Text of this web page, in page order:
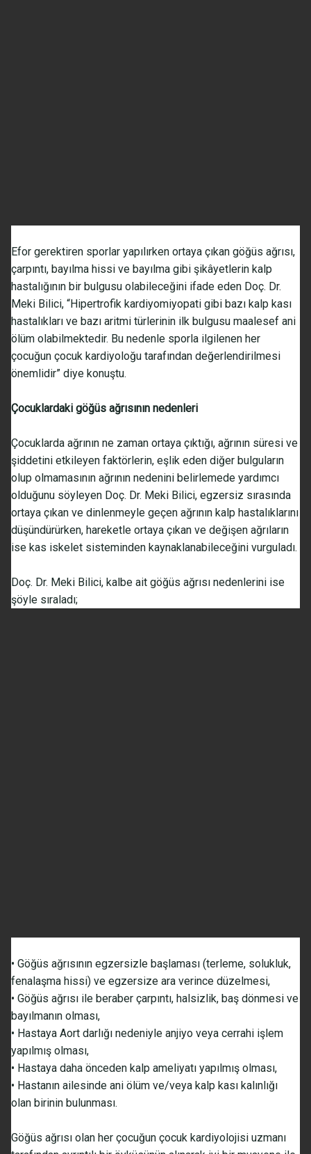
Efor gerektiren sporlar yapılırken ortaya çıkan göğüs ağrısı,
çarpıntı, bayılma hissi ve bayılma gibi şikâyetlerin kalp
hastalığının bir bulgusu olabileceğini ifade eden Doç. Dr.
Meki Bilici, “Hipertrofik kardiyomiyopati gibi bazı kalp kası
hastalıkları ve bazı aritmi türlerinin ilk bulgusu maalesef ani
ölüm olabilmektedir. Bu nedenle sporla ilgilenen her
çocuğun çocuk kardiyoloğu tarafından değerlendirilmesi
önemlidir” diye konuştu.
Çocuklardaki göğüs ağrısının nedenleri
Çocuklarda ağrının ne zaman ortaya çıktığı, ağrının süresi ve
şiddetini etkileyen faktörlerin, eşlik eden diğer bulguların
olup olmamasının ağrının nedenini belirlemede yardımcı
olduğunu söyleyen Doç. Dr. Meki Bilici, egzersiz sırasında
ortaya çıkan ve dinlenmeyle geçen ağrının kalp hastalıklarını
düşündürürken, hareketle ortaya çıkan ve değişen ağrıların
ise kas iskelet sisteminden kaynaklanabileceğini vurguladı.
Doç. Dr. Meki Bilici, kalbe ait göğüs ağrısı nedenlerini ise
şöyle sıraladı;
• Göğüs ağrısının egzersizle başlaması (terleme, solukluk,
fenalaşma hissi) ve egzersize ara verince düzelmesi,
• Göğüs ağrısı ile beraber çarpıntı, halsizlik, baş dönmesi ve
bayılmanın olması,
• Hastaya Aort darlığı nedeniyle anjiyo veya cerrahi işlem
yapılmış olması,
• Hastaya daha önceden kalp ameliyatı yapılmış olması,
• Hastanın ailesinde ani ölüm ve/veya kalp kası kalınlığı
olan birinin bulunması.
Göğüs ağrısı olan her çocuğun çocuk kardiyolojisi uzmanı